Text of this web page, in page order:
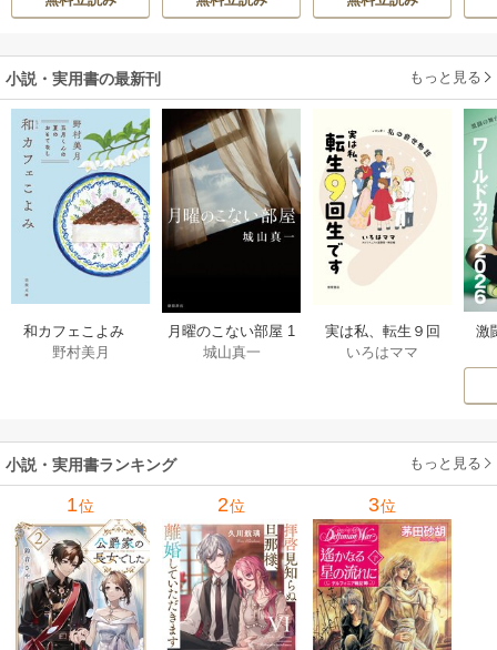
溺愛してくれてい
陛下に溺愛されて
小説・実用書の最新刊 もっと見る
和カフェこよみ
五月くんの夏のお
野村美月
月曜のこない部屋 1
巻
城山真一
実は私、転生９回
生です マンガ
いろはママ
激
小説・実用書ランキング もっと見る
1位 2位 3位